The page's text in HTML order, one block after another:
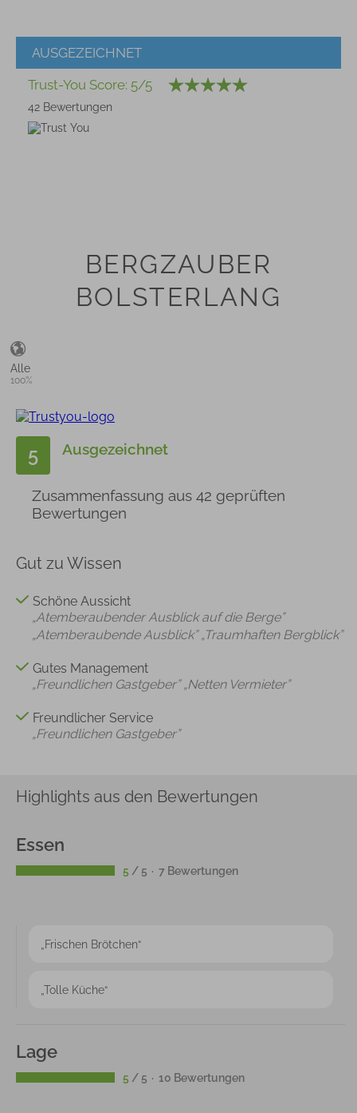
Service
AUSGEZEICHNET
Trust-You Score: 5/5
42 Bewertungen
BERGZAUBER
BOLSTERLANG
Alle
100%
5 Ausgezeichnet
Zusammenfassung aus 42 geprüften
Bewertungen
Gut zu Wissen
Schöne Aussicht
„Atemberaubender Ausblick auf die Berge”
„Atemberaubende Ausblick” „Traumhaften Bergblick”
Gutes Management
„Freundlichen Gastgeber” „Netten Vermieter”
Freundlicher Service
„Freundlichen Gastgeber”
Highlights aus den Bewertungen
Essen
5 / 5 7 Bewertungen
„Frischen Brötchen“
„Tolle Küche“
Lage
5 / 5 10 Bewertungen